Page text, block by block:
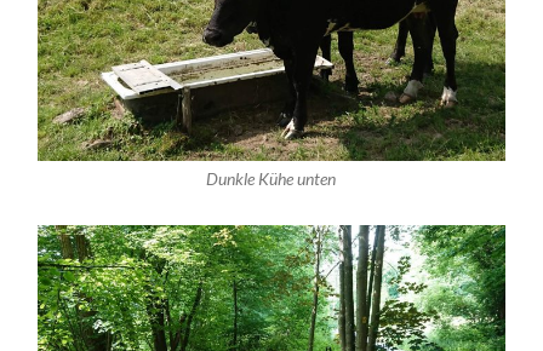
Dunkle Kühe unten